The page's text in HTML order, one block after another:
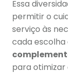
Essa
permitir o
serviço às
cada escolha
para